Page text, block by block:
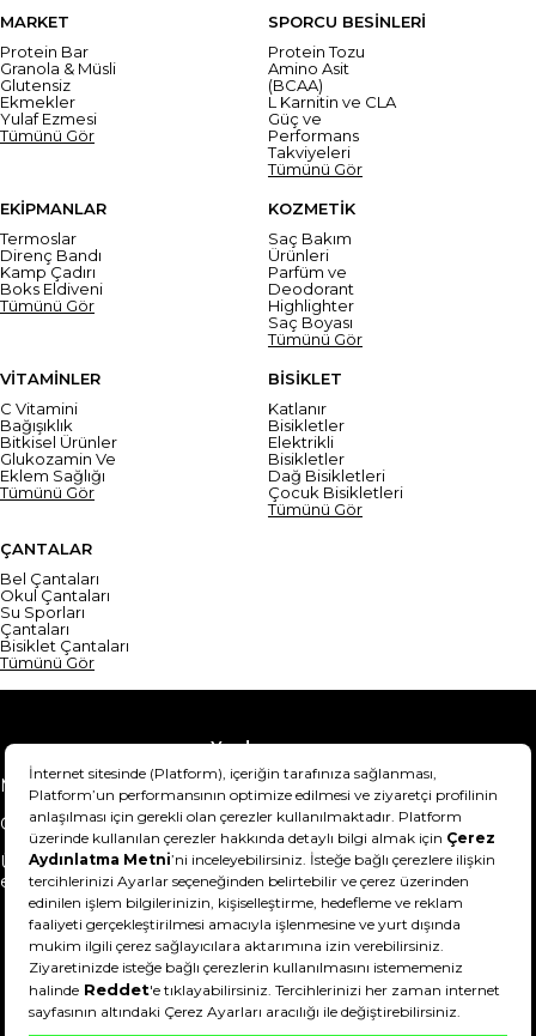
MARKET
Protein Bar
Granola & Müsli
Glutensiz
Ekmekler
Yulaf Ezmesi
Tümünü Gör
SPORCU BESİNLERİ
Protein Tozu
Amino Asit
(BCAA)
L Karnitin ve CLA
Güç ve
Performans
Takviyeleri
Tümünü Gör
EKİPMANLAR
Termoslar
Direnç Bandı
Kamp Çadırı
Boks Eldiveni
Tümünü Gör
KOZMETİK
Saç Bakım
Ürünleri
Parfüm ve
Deodorant
Highlighter
Saç Boyası
Tümünü Gör
VİTAMİNLER
C Vitamini
Bağışıklık
Bitkisel Ürünler
Glukozamin Ve
Eklem Sağlığı
Tümünü Gör
BİSİKLET
Katlanır
Bisikletler
Elektrikli
Bisikletler
Dağ Bisikletleri
Çocuk Bisikletleri
Tümünü Gör
ÇANTALAR
Bel Çantaları
Okul Çantaları
Su Sporları
Çantaları
Bisiklet Çantaları
Tümünü Gör
Yardım
Mesafeli Satış Sözleşmesi
Teslimat Bilgisi
Gizlilik Sözleşmesi
Şartlar & Koşullar
Ürünümü nasıl iade
edebilirim?
Hakkımızda